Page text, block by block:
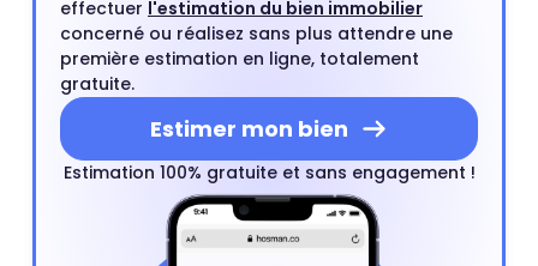
effectuer l'estimation du bien immobilier
concerné ou réalisez sans plus attendre une
première estimation en ligne, totalement
gratuite.
Estimer mon bien
Estimation 100% gratuite et sans engagement !